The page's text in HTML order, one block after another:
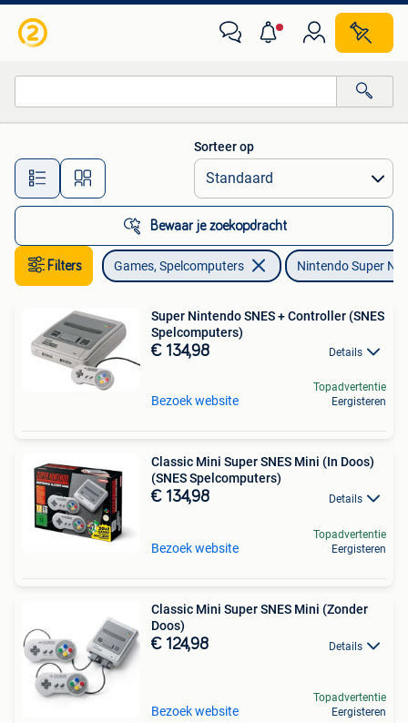
Alle afstanden…
Sorteer op
Bewaar je zoekopdracht
Filters Games, Spelcomputers Nintendo Super
Super Nintendo SNES + Controller (SNES
Spelcomputers)
€ 134,98 Details
Bezoek website
Topadvertentie
Eergisteren
Classic Mini Super SNES Mini (In Doos)
(SNES Spelcomputers)
€ 134,98 Details
Bezoek website
Topadvertentie
Eergisteren
Classic Mini Super SNES Mini (Zonder
Doos)
€ 124,98 Details
Bezoek website
Topadvertentie
Eergisteren